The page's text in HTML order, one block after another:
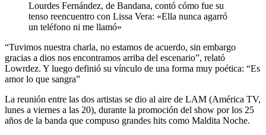
Lourdes Fernández, de Bandana, contó cómo fue su
tenso reencuentro con Lissa Vera: «Ella nunca agarró
un teléfono ni me llamó»
“Tuvimos nuestra charla, no estamos de acuerdo, sin embargo
gracias a dios nos encontramos arriba del escenario”, relató
Lowrdez. Y luego definió su vínculo de una forma muy poética: “Es
amor lo que sangra”
La reunión entre las dos artistas se dio al aire de LAM (América TV,
lunes a viernes a las 20), durante la promoción del show por los 25
años de la banda que compuso grandes hits como Maldita Noche.